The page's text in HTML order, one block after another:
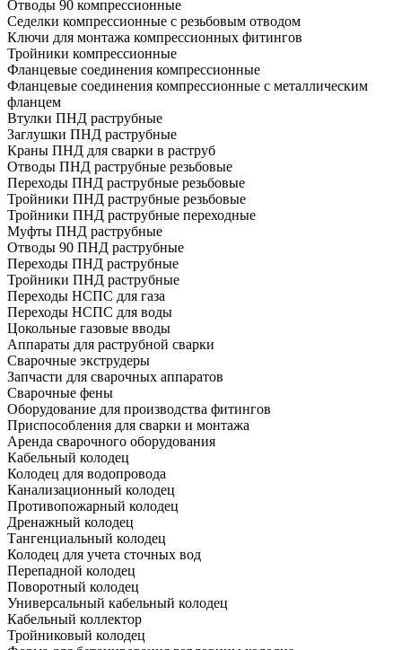
Отводы 90 компрессионные
Седелки компрессионные с резьбовым отводом
Ключи для монтажа компрессионных фитингов
Тройники компрессионные
Фланцевые соединения компрессионные
Фланцевые соединения компрессионные с металлическим
фланцем
Втулки ПНД раструбные
Заглушки ПНД раструбные
Краны ПНД для сварки в раструб
Отводы ПНД раструбные резьбовые
Переходы ПНД раструбные резьбовые
Тройники ПНД раструбные резьбовые
Тройники ПНД раструбные переходные
Муфты ПНД раструбные
Отводы 90 ПНД раструбные
Переходы ПНД раструбные
Тройники ПНД раструбные
Переходы НСПС для газа
Переходы НСПС для воды
Цокольные газовые вводы
Аппараты для раструбной сварки
Сварочные экструдеры
Запчасти для сварочных аппаратов
Сварочные фены
Оборудование для производства фитингов
Приспособления для сварки и монтажа
Аренда сварочного оборудования
Кабельный колодец
Колодец для водопровода
Канализационный колодец
Противопожарный колодец
Дренажный колодец
Тангенциальный колодец
Колодец для учета сточных вод
Перепадной колодец
Поворотный колодец
Универсальный кабельный колодец
Кабельный коллектор
Тройниковый колодец